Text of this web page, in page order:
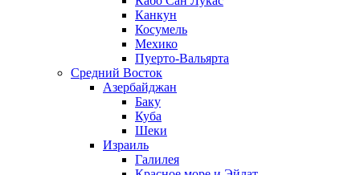
Канкун
Косумель
Мехико
Пуерто-Вальярта
Средний Восток
Азербайджан
Баку
Куба
Шеки
Израиль
Галилея